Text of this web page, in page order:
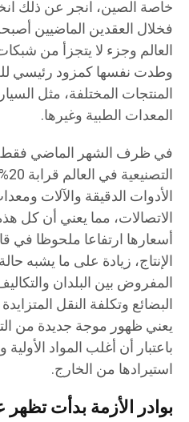
خاصة الصين، انجر عن ذلك
فخلال العقدين الماضيين
العالم وجزء لا يتجزأ من
وطدت نفسها كمزود رئيسي
المنتجات المختلفة، مثل
المعدات الطبية وغيرها.
في ظرف الشهر الماضي
الأدوات الدقيقة والآلات
الاتصالات، مما يعني أن كل
أسعارها ارتفاعا ملحوظا في
الإنتاج، زيادة على ما يشبه
المفروض بين البلدان
البضائع وتكلفة النقل
يعني ظهور موجة جديدة من
باعتبار أن أغلب المواد
استيرادها من الخارج.
بوادر الأزمة بدأت